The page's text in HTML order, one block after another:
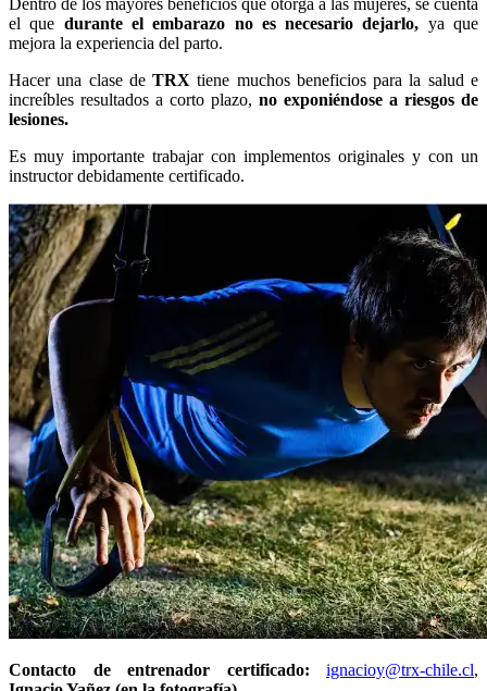
el que durante el embarazo no es necesario dejarlo, ya que
mejora la experiencia del parto.
Hacer una clase deTRX tiene muchos beneficios para la salud e
increíbles resultados a corto plazo, no exponiéndose a riesgos de
lesiones.
Es muy importante trabajar con implementos originales y con un
instructor debidamente certificado.
Contacto de entrenador certificado: ignacioy@trx-chile.cl,